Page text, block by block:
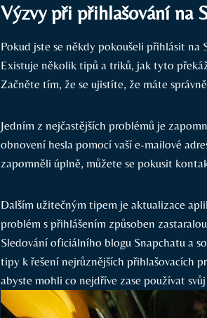
Výzvy při přihlašování na
Pokud jste se někdy pokoušeli přihlásit
Existuje několik tipů a triků, jak tyto
Začněte tím, že se ujistíte, že máte
Jedním z nejčastějších problémů je
obnovení hesla pomocí vaší e-mailové
zapomněli úplně, můžete se pokusit
Dalším užitečným tipem je aktualizace
problém s přihlášením způsoben
Sledování oficiálního blogu Snapchatu a
tipy k řešení nejrůznějších přihlašovacích
abyste mohli co nejdříve zase používat